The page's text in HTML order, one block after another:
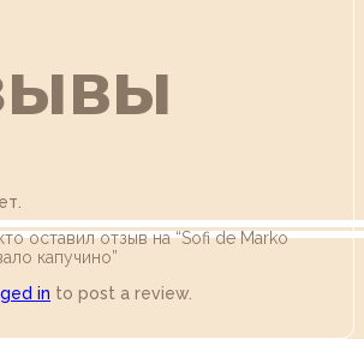
оставил отзыв на “Sofi de Marko
капучино”
in to post a review.